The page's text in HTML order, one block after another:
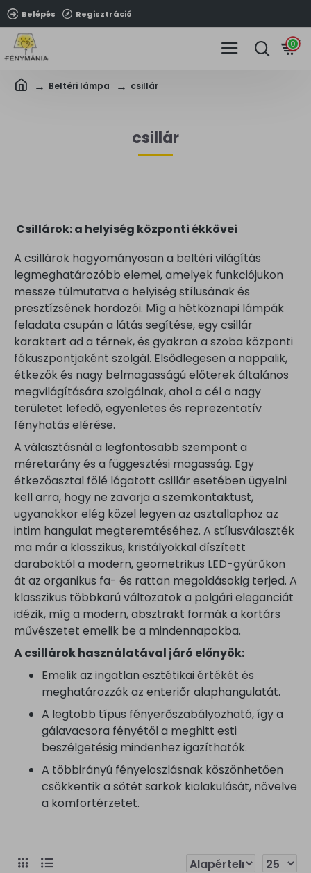
Belépés Regisztráció
0
Beltéri lámpa csillár
csillár
Csillárok:a helyiség központi ékkövei
A csillárok hagyományosan a beltéri világítás
legmeghatározóbb elemei, amelyek funkciójukon
messze túlmutatva a helyiség stílusának és
presztízsének hordozói. Míg a hétköznapi lámpák
feladata csupán a látás segítése, egy csillár
karaktert ad a térnek, és gyakran a szoba központi
fókuszpontjaként szolgál. Elsődlegesen a nappalik,
étkezők és nagy belmagasságú előterek általános
megvilágítására szolgálnak, ahol a cél a nagy
területet lefedő, egyenletes és reprezentatív
fényhatás elérése.
A választásnál a legfontosabb szempont a
méretarány és a függesztési magasság. Egy
étkezőasztal fölé lógatott csillár esetében ügyelni
kell arra, hogy ne zavarja a szemkontaktust,
ugyanakkor elég közel legyen az asztallaphoz az
intim hangulat megteremtéséhez. A stílusválaszték
ma már a klasszikus, kristályokkal díszített
daraboktól a modern, geometrikus LED-gyűrűkön
át az organikus fa- és rattan megoldásokig terjed. A
klasszikus többkarú változatok a polgári eleganciát
idézik, míg a modern, absztrakt formák a kortárs
művészetet emelik be a mindennapokba.
A csillárok használatával járó előnyök:
Emelik az ingatlan esztétikai értékét és
meghatározzák az enteriőr alaphangulatát.
A legtöbb típus fényerőszabályozható, így a
gálavacsora fényétől a meghitt esti
beszélgetésig mindenhez igazíthatók.
A többirányú fényeloszlásnak köszönhetően
csökkentik a sötét sarkok kialakulását, növelve
a komfortérzetet.